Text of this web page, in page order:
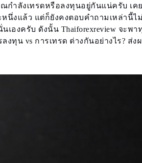
กำลังเทรดหรือลงทุนอยู่กันแน่ครับ เค
หนึ่งแล้ว แต่ก็ยังคงตอบคำถามเหล่านี้
นเองครับ ดังนั้น Thaiforexreview จ
ลงทุน vs การเทรด ต่างกันอย่างไร? ส่